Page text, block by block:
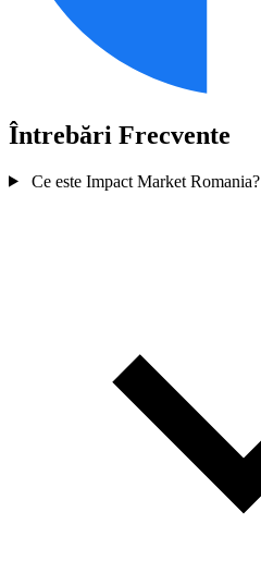
Întrebări Frecvente
Ce este Impact Market Romania?